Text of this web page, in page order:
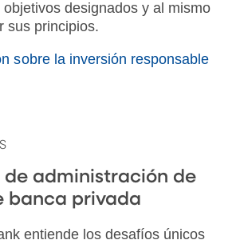
designados y al mismo
sus principios.
sobre la inversión responsable
de administración de
banca privada
entiende los desafíos únicos